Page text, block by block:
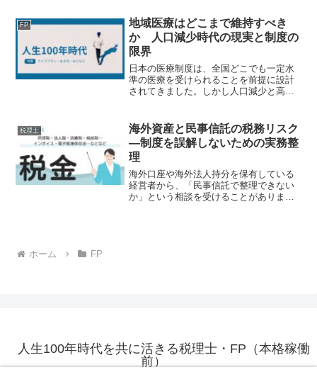
中で、外国人労働者や留学生、永住者な
ど、日本で生活する外国人...
FP
地域医療はどこまで維持すべき
か 人口減少時代の現実と制度の
限界
日本の医療制度は、全国どこでも一定水
準の医療を受けられることを前提に設計
されてきました。しかし人口減少と高齢
関の維持そのものが困難になりつつあり
ます。本稿では、地域医療...
税理士
海外資産と民事信託の税務リスク
―制度を誤解しないための実務整
理
海外口座や海外法人持分を保有している
経営者から、「民事信託で整理できない
か」という相談を受けることがありま
ホーム
FP
人生100年時代を共に活きる税理士・FP（本格稼働
前）